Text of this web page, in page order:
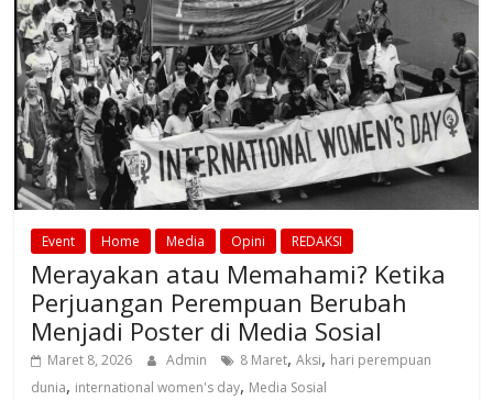
Event Home Media Opini REDAKSI
Merayakan atau Memahami? Ketika
Perjuangan Perempuan Berubah
Menjadi Poster di Media Sosial
Maret 8, 2026 Admin 8 Maret,Aksi, hari perempuan
dunia, international women's day, Media Sosial